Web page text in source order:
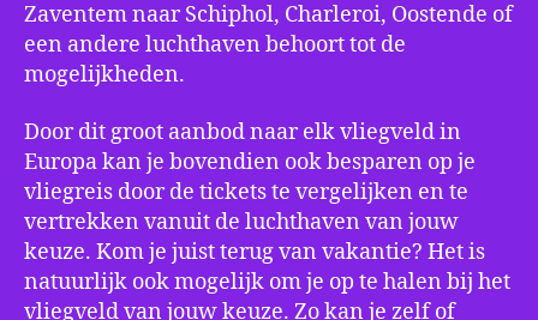
Zaventem naar Schiphol, Charleroi, Oostende of
een andere luchthaven behoort tot de
mogelijkheden.
Door dit groot aanbod naar elk vliegveld in
Europa kan je bovendien ook besparen op je
vliegreis door de tickets te vergelijken en te
vertrekken vanuit de luchthaven van jouw
keuze. Kom je juist terug van vakantie? Het is
natuurlijk ook mogelijk om je op te halen bij het
vliegveld van jouw keuze. Zo kan je zelf of